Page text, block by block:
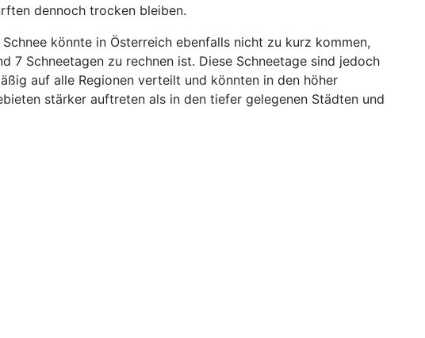
dennoch trocken bleiben.
Schnee könnte in Österreich ebenfalls nicht zu kurz kommen,
7 Schneetagen zu rechnen ist. Diese Schneetage sind jedoch
auf alle Regionen verteilt und könnten in den höher
stärker auftreten als in den tiefer gelegenen Städten und